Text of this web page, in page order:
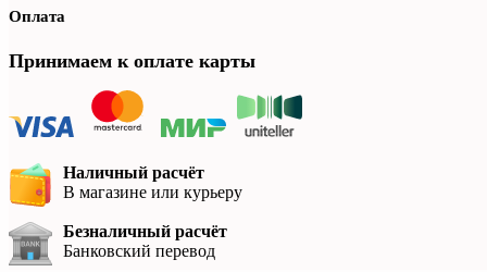
Оплата
Принимаем к оплате карты
Наличный расчёт
В магазине или курьеру
Безналичный расчёт
Банковский перевод